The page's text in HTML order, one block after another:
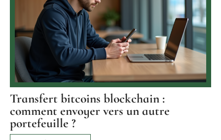
Transfert bitcoins blockchain :
comment envoyer vers un autre
portefeuille ?